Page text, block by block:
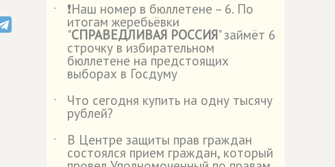
˙ ❗Наш номер в бюллетене – 6. По
итогам жеребьёвки
"СПРАВЕДЛИВАЯ РОССИЯ" займёт 6
строчку в избирательном
бюллетене на предстоящих
выборах в Госдуму
˙
Что сегодня купить на одну тысячу
рублей?
˙
В Центре защиты прав граждан
состоялся прием граждан, который